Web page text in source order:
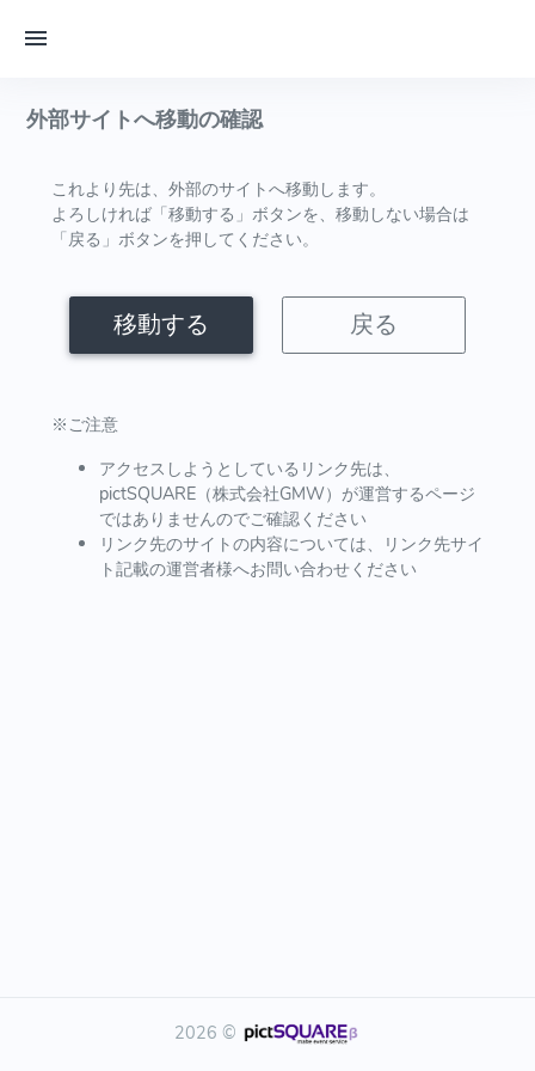
外部サイトへ移動の確認
これより先は、外部のサイトへ移動します。
よろしければ「移動する」ボタンを、移動しない場合は
「戻る」ボタンを押してください。
移動する 戻る
※ご注意
アクセスしようとしているリンク先は、
pictSQUARE（株式会社GMW）が運営するページ
ではありませんのでご確認ください
リンク先のサイトの内容については、リンク先サイ
ト記載の運営者様へお問い合わせください
2026 ©